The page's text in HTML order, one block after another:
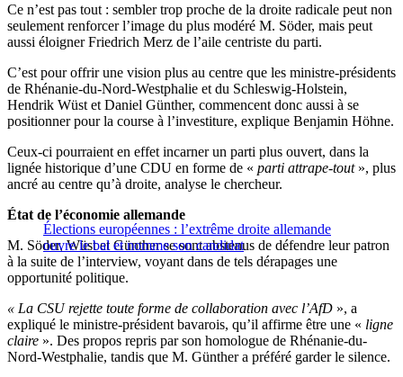
Ce n’est pas tout : sembler trop proche de la droite radicale peut non
seulement renforcer l’image du plus modéré M. Söder, mais peut
aussi éloigner Friedrich Merz de l’aile centriste du parti.
C’est pour offrir une vision plus au centre que les ministre-présidents
de Rhénanie-du-Nord-Westphalie et du Schleswig-Holstein,
Hendrik Wüst et Daniel Günther, commencent donc aussi à se
positionner pour la course à l’investiture, explique Benjamin Höhne.
Ceux-ci pourraient en effet incarner un parti plus ouvert, dans la
lignée historique d’une CDU en forme de « parti attrape-tout», plus
ancré au centre qu’à droite, analyse le chercheur.
Élections européennes : l’extrême droite allemande
ouvre le bal et nomme son candidat
État de l’économie allemande
M. Söder, Wüst et Günther se sont abstenus de défendre leur patron
à la suite de l’interview, voyant dans de tels dérapages une
opportunité politique.
« La CSU rejette toute forme de collaboration avec l’AfD », a
expliqué le ministre-président bavarois, qu’il affirme être une « ligne
claire ». Des propos repris par son homologue de Rhénanie-du-
Nord-Westphalie, tandis que M. Günther a préféré garder le silence.